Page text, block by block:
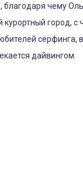
благодаря чему
город, с
серфинга,
дайвингом.